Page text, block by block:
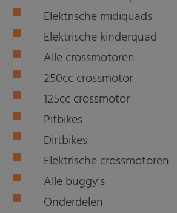
Elektrische midiquads
Elektrische kinderquad
Alle crossmotoren
250cc crossmotor
125cc crossmotor
Pitbikes
Dirtbikes
Elektrische crossmotoren
Alle buggy's
Onderdelen